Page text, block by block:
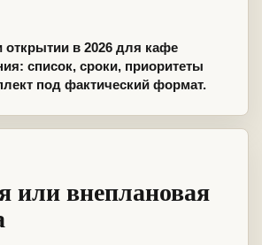
в 2026 для кафе
список, сроки, приоритеты
под фактический формат.
или внеплановая